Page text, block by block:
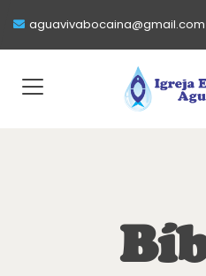
aguavivabocaina@gmail.com